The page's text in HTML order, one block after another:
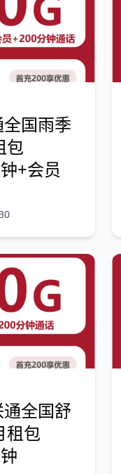
国雨季
包
+会员
全国舒
租包